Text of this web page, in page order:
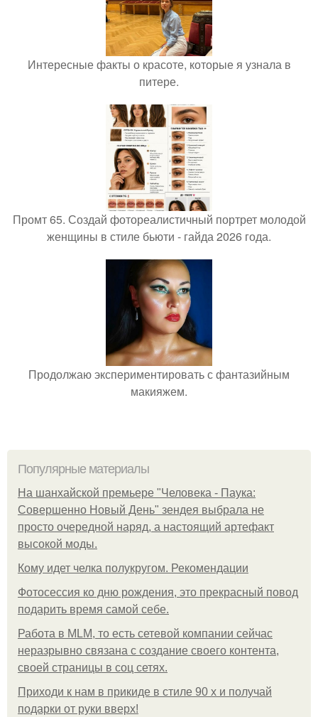
Интересные факты о красоте, которые я узнала в
питере.
Промт 65. Создай фотореалистичный портрет молодой
женщины в стиле бьюти - гайда 2026 года.
Продолжаю экспериментировать с фантазийным
макияжем.
Популярные материалы
На шанхайской премьере "Человека - Паука:
Совершенно Новый День" зендея выбрала не
просто очередной наряд, а настоящий артефакт
высокой моды.
Кому идет челка полукругом. Рекомендации
Фотосессия ко дню рождения, это прекрасный повод
подарить время самой себе.
Работа в MLM, то есть сетевой компании сейчас
неразрывно связана с создание своего контента,
своей страницы в соц сетях.
Приходи к нам в прикиде в стиле 90 х и получай
подарки от руки вверх!